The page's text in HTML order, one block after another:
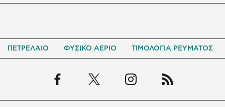
ΠΕΤΡΕΛΑΙΟ ΦΥΣΙΚΟ ΑΕΡΙΟ ΤΙΜΟΛΟΓΙΑ ΡΕΥΜΑΤΟΣ